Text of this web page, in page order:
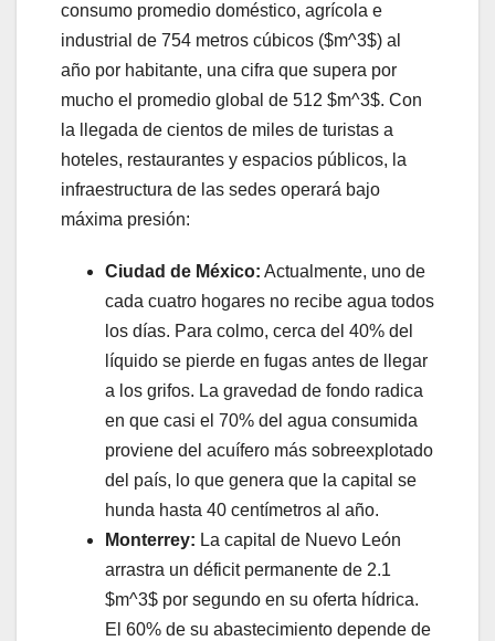
consumo promedio doméstico, agrícola e
industrial de 754 metros cúbicos ($m^3$) al
año por habitante, una cifra que supera por
mucho el promedio global de 512 $m^3$. Con
la llegada de cientos de miles de turistas a
hoteles, restaurantes y espacios públicos, la
infraestructura de las sedes operará bajo
máxima presión:
Ciudad de México: Actualmente, uno de
cada cuatro hogares no recibe agua todos
los días. Para colmo, cerca del 40% del
líquido se pierde en fugas antes de llegar
a los grifos. La gravedad de fondo radica
en que casi el 70% del agua consumida
proviene del acuífero más sobreexplotado
del país, lo que genera que la capital se
hunda hasta 40 centímetros al año.
Monterrey: La capital de Nuevo León
arrastra un déficit permanente de 2.1
$m^3$ por segundo en su oferta hídrica.
El 60% de su abastecimiento depende de